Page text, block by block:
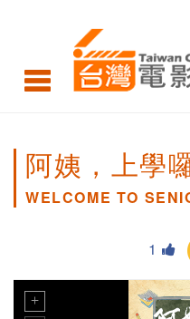
阿姨，上學
WELCOME TO
1